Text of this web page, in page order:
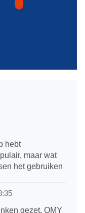
hebt
maar wat
het gebruiken
gezet. OMY